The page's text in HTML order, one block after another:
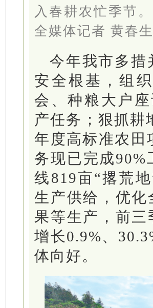
入春耕农忙季节
全媒体记者 黄春
今年我市多措
安全根基，组
会、种粮大户
产任务；狠抓耕
年度高标准农田
务现已完成90%
线819亩“撂荒
生产供给，优
果等生产，前
增长0.9%、
体向好。